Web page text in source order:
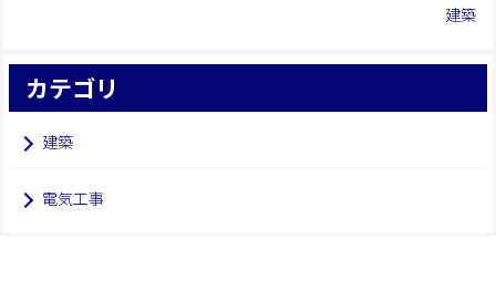
建築
カテゴリ
建築
電気工事